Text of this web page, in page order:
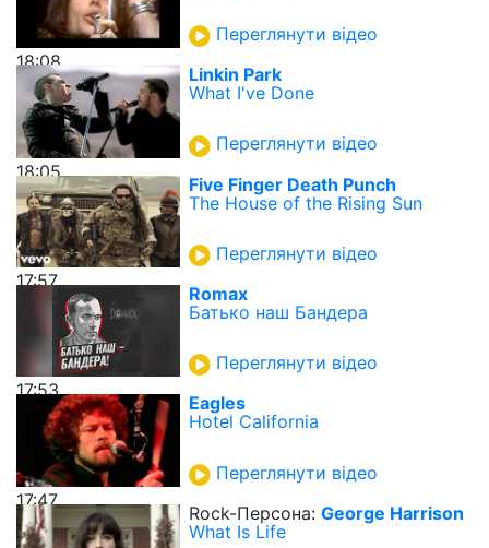
18:08
Переглянути відео
18:05
Linkin Park
What I've Done
Переглянути відео
17:57
Five Finger Death Punch
The House of the Rising Sun
Переглянути відео
17:53
Romax
Батько наш Бандера
Переглянути відео
17:47
Eagles
Hotel California
Переглянути відео
Rock-Персона: George Harrison
What Is Life